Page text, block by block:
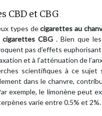
CBD et CBG
types decigarettes au
cigarettes CBG. Bien que
pas d’effets
et à l’atténuation de
scientifiques à ce sujet
dans le chanvre,
exemple, le limonène peut
varie entre 0.5% et 2%.